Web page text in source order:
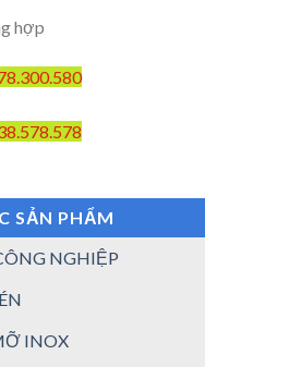
hợp
SẢN PHẨM
NGHIỆP
INOX